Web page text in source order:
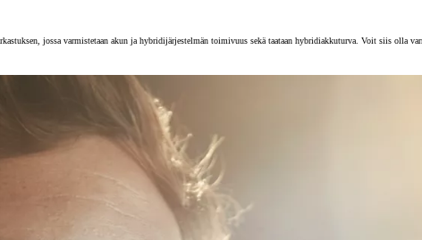
jossa varmistetaan akun ja hybridijärjestelmän toimivuus sekä taataan hybridiakkuturva. Voit siis olla